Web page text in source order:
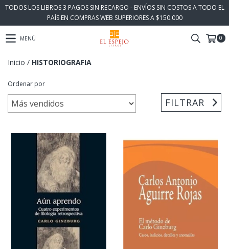
TODOS LOS LIBROS 3 PAGOS SIN RECARGO - ENVÍOS SIN COSTOS A TODO EL
PAÍS EN COMPRAS WEB SUPERIORES A $150.000
MENÚ 0
Inicio / HISTORIOGRAFIA
Ordenar por
FILTRAR